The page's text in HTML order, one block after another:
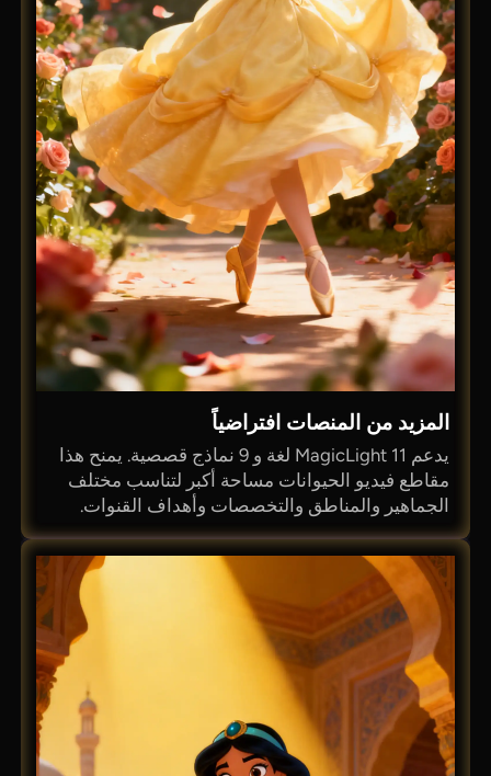
المزيد من المنصات افتراضياً
يدعم MagicLight 11 لغة و 9 نماذج قصصية. يمنح هذا
مقاطع فيديو الحيوانات مساحة أكبر لتناسب مختلف
الجماهير والمناطق والتخصصات وأهداف القنوات.